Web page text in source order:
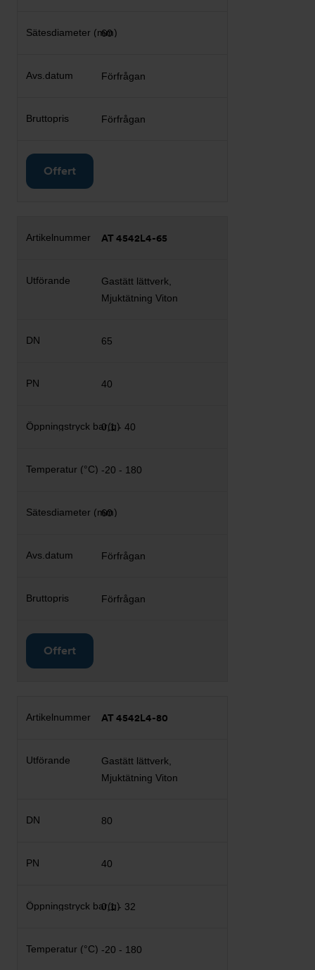
60
Förfrågan
Förfrågan
Offert
AT 4542L4-65
Gastätt lättverk,
Mjuktätning Viton
65
40
0,1 - 40
-20 - 180
60
Förfrågan
Förfrågan
Offert
AT 4542L4-80
Gastätt lättverk,
Mjuktätning Viton
80
40
0,1 - 32
-20 - 180